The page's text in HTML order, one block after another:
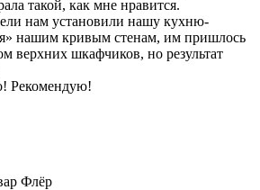
такой, как мне нравится.
нам установили нашу кухню-
нашим кривым стенам, им пришлось
верхних шкафчиков, но результат
Рекомендую!
Флёр